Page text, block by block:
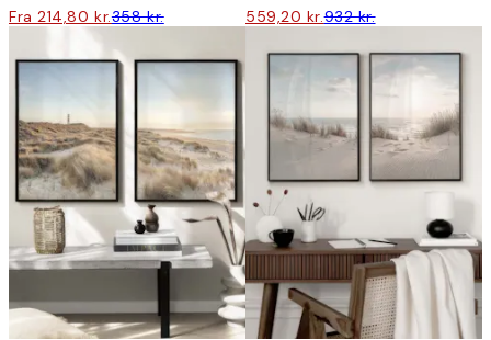
Fra 214,80 kr.358 kr. 559,20 kr.932 kr.